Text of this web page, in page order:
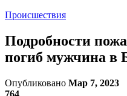
Происшествия
Подробности
погиб мужчина в
Опубликовано Мар 7, 2023
764